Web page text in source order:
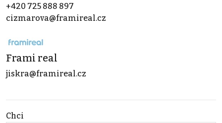
+420 725 888 897
cizmarova@framireal.cz
Frami real
jiskra@framireal.cz
Chci